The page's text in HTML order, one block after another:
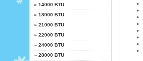
» 14000 BTU
» 18000 BTU
» 21000 BTU
» 22000 BTU
» 24000 BTU
» 28000 BTU